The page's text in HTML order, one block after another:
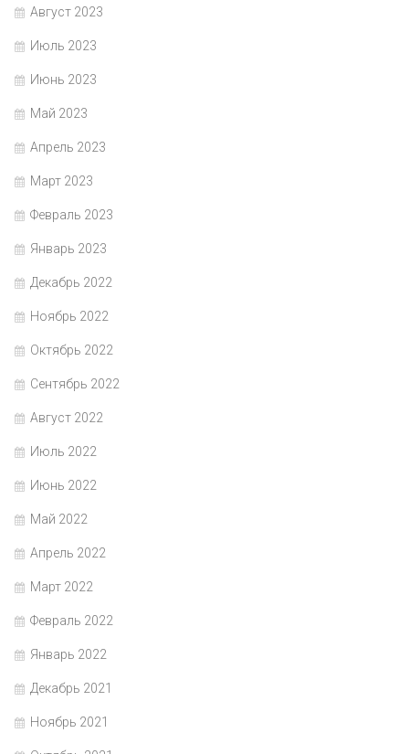
Август 2023
Июль 2023
Июнь 2023
Май 2023
Апрель 2023
Март 2023
Февраль 2023
Январь 2023
Декабрь 2022
Ноябрь 2022
Октябрь 2022
Сентябрь 2022
Август 2022
Июль 2022
Июнь 2022
Май 2022
Апрель 2022
Март 2022
Февраль 2022
Январь 2022
Декабрь 2021
Ноябрь 2021